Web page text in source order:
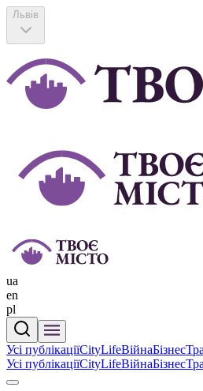
Львів
ua
en
pl
Усі публікаціїCityLifeВійнаБізнес
Усі публікаціїCityLifeВійнаБізнес